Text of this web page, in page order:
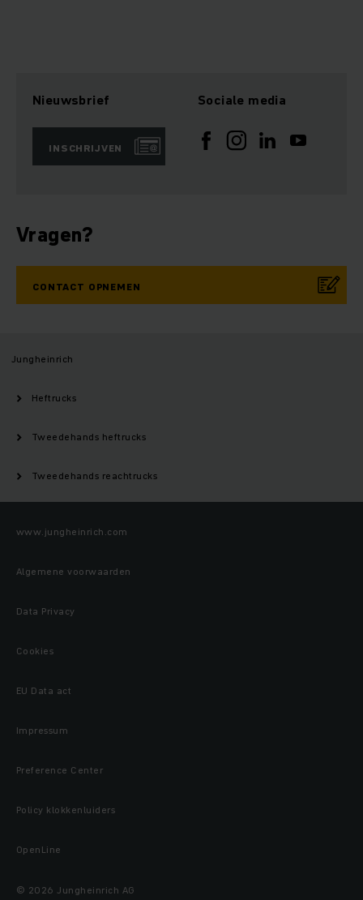
Nieuwsbrief
INSCHRIJVEN
Sociale media
Vragen?
CONTACT OPNEMEN
Jungheinrich
Heftrucks
Tweedehands heftrucks
Tweedehands reachtrucks
www.jungheinrich.com
Algemene voorwaarden
Data Privacy
Cookies
EU Data act
Impressum
Preference Center
Policy klokkenluiders
OpenLine
© 2026 Jungheinrich AG